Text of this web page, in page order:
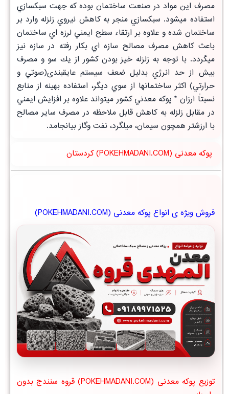
مصرف اين مواد در صنعت ساختمان بوده كه جهت سبكسازي
استفاده ميشود. سبكسازي منجر به كاهش نيروي زلزله وارد بر
ساختمان شده و علاوه بر ارتقاء سطح ايمني لرزه اي ساختمان
باعث كاهش مصرف مصالح سازه اي بكار رفته در سازه نيز
ميگردد. با توجه به زلزله خيز بودن كشور از يك سو و مصرف
بيش از حد انرژي بدليل ضعف سيستم عايقبندی(صوتي و
حرارتي) اكثر ساختمانها از سوي ديگر، استفاده بهينه از منابع
نسبتاً ارزان * پوكه معدني كشور ميتواند علاوه بر افزايش ايمني
در مقابل زلزله به كاهش قابل ملاحظه در مصرف ساير مصالح
با ارزشتر همچون سيمان، ميلگرد، نفت وگاز بيانجامد.
پوکه معدنی (POKEHMADANI.COM) کردستان
فروش ویژه ی انواع پوکه معدنی (POKEHMADANI.COM)
توزیع پوکه معدنی (POKEHMADANI.COM) قروه سنندج بدون